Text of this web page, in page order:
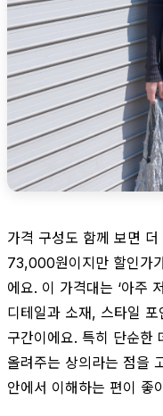
가격 구성도 함께 보면
73,000원이지만 할인가
에요. 이 가격대는 ‘아주
디테일과 소재, 스타일
구간이에요. 특히 단순한
올려주는 상의라는 점을
안에서 이해하는 편이 좋